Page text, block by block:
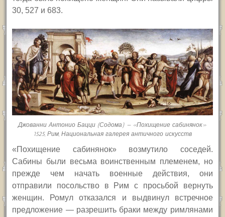
30, 527 и 683.
Джованни Антонио Бацци (Содома) — «Похищение сабинянок»
1525, Рим, Национальная галерея античного искусств
«Похищение сабинянок» возмутило соседей.
Сабины были весьма воинственным племенем, но
прежде чем начать военные действия, они
отправили посольство в Рим с просьбой вернуть
женщин. Ромул отказался и выдвинул встречное
предложение — разрешить браки между римлянами